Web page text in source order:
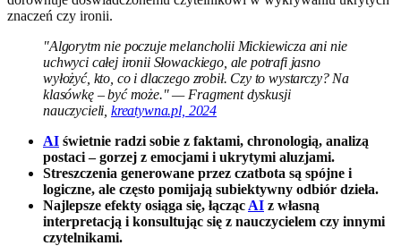
znaczeń czy ironii.
"Algorytm nie poczuje melancholii Mickiewicza ani nie
uchwyci całej ironii Słowackiego, ale potrafi jasno
wyłożyć, kto, co i dlaczego zrobił. Czy to wystarczy? Na
klasówkę – być może." — Fragment dyskusji
nauczycieli, kreatywna.pl, 2024
AI świetnie radzi sobie z faktami, chronologią, analizą
postaci – gorzej z emocjami i ukrytymi aluzjami.
Streszczenia generowane przez czatbota są spójne i
logiczne, ale często pomijają subiektywny odbiór dzieła.
Najlepsze efekty osiąga się, łącząc AI z własną
interpretacją i konsultując się z nauczycielem czy innymi
czytelnikami.